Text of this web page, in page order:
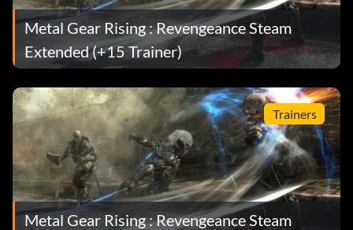
Metal Gear Rising : Revengeance Steam
Extended (+15 Trainer)
Trainers
Metal Gear Rising : Revengeance Steam